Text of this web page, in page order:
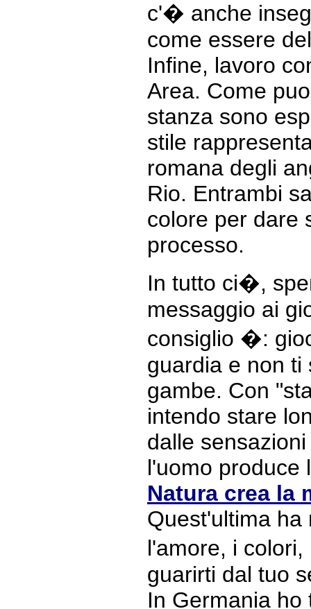
c'� anche
come essere
Infine, lavoro
Area. Come
stanza sono
stile
romana degli
Rio. Entrambi
colore per dare
processo.
In tutto ci�,
messaggio ai
consiglio �:
guardia e non ti
gambe. Con
intendo stare
dalle
l'uomo
Natura crea la
Quest'ultima ha
l'amore, i
guarirti dal tuo
In Germania